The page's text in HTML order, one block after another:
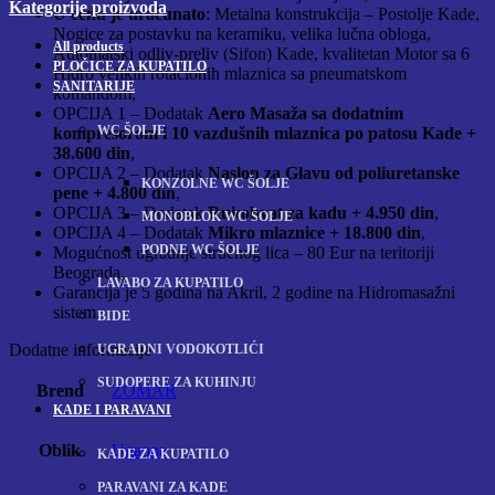
Kategorije proizvoda
All products
PLOČICE ZA KUPATILO
SANITARIJE
WC ŠOLJE
KONZOLNE WC ŠOLJE
MONOBLOK WC ŠOLJE
PODNE WC ŠOLJE
LAVABO ZA KUPATILO
BIDE
UGRADNI VODOKOTLIĆI
SUDOPERE ZA KUHINJU
KADE I PARAVANI
KADE ZA KUPATILO
PARAVANI ZA KADE
U cenu je uračunato: Metalna konstrukcija – Postolje Kade,
Nogice za postavku na keramiku, velika lučna obloga,
Automatski odliv-preliv (Sifon) Kade, kvalitetan Motor sa 6
Hidro velikih rotacionih mlaznica sa pneumatskom
komandom,
OPCIJA 1 – Dodatak Aero Masaža sa dodatnim
kompresorom i 10 vazdušnih mlaznica po patosu Kade +
38.600 din,
OPCIJA 2 – Dodatak Naslon za Glavu od poliuretanske
pene + 4.800 din,
OPCIJA 3 – DodatakRukohvat za kadu + 4.950 din,
OPCIJA 4 – Dodatak Mikro mlaznice + 18.800 din,
Mogućnost ugradnje stručnog lica – 80 Eur na teritoriji
Beograda,
Garancija je 5 godina na Akril, 2 godine na Hidromasažni
sistem.
Dodatne informacije
Brend ZOMAR
Oblik Ugaona